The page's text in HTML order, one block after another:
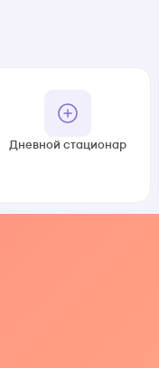
Дневной стационар